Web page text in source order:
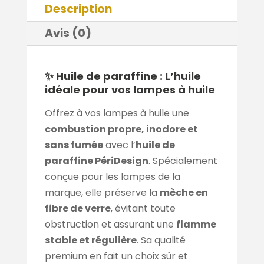
Description
Avis (0)
✨ Huile de paraffine : L’huile
idéale pour vos lampes à huile
Offrez à vos lampes à huile une
combustion propre, inodore et
sans fuméeavec l’huile de
paraffine PériDesign. Spécialement
conçue pour les lampes de la
marque, elle préserve la mèche en
fibre de verre, évitant toute
obstruction et assurant une flamme
stable et régulière. Sa qualité
premium en fait un choix sûr et